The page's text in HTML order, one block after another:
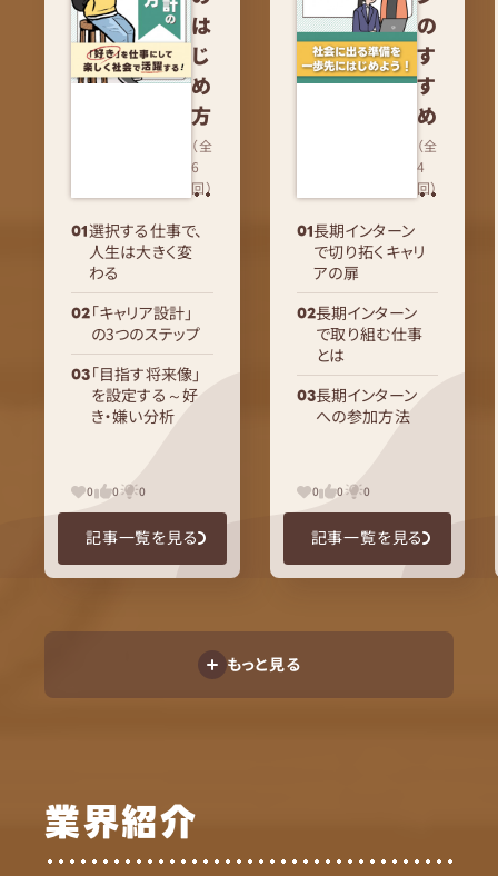
は
じ
め
方
（全
6
回）
選択する仕事で、
人生は大きく変
わる
「キャリア設計」
の3つのステップ
「目指す将来像」
を設定する～好
き・嫌い分析
0 0 0
記事一覧を見る
の
す
す
め
（全
4
回）
長期インターン
で切り拓くキャリ
アの扉
長期インターン
で取り組む仕事
とは
長期インターン
への参加方法
0 0 0
記事一覧を見る
もっと見る
業界紹介